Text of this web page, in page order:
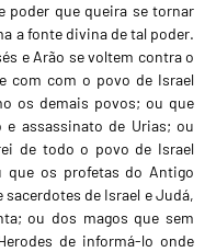
poder que queira se tornar
a fonte divina de tal poder.
e Arão se voltem contra o
com com o povo de Israel
os demais povos; ou que
e assassinato de Urias; ou
de todo o povo de Israel
que os profetas do Antigo
de Israel e Judá,
ou dos magos que sem
de informá-lo onde